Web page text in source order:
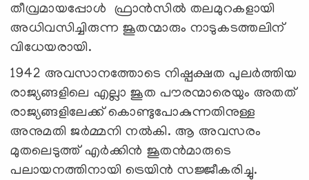
തീവ്രമായപ്പോൾ ഫ്രാൻസിൽ തലമുറകളായി
അധിവസിച്ചിരുന്ന ജൂതന്മാരും നാടുകടത്തലിന്
വിധേയരായി.
1942 അവസാനത്തോടെ നിഷ്പക്ഷത പുലർത്തിയ
രാജ്യങ്ങളിലെ എല്ലാ ജൂത പൗരന്മാരെയും അതത്
രാജ്യങ്ങളിലേക്ക് കൊണ്ടുപോകുന്നതിനുള്ള
അനുമതി ജർമ്മനി നൽകി. ആ അവസരം
മുതലെടുത്ത് എർക്കിൻ ജൂതൻമാരുടെ
പലായനത്തിനായി ട്രെയിൻ സജ്ജീകരിച്ചു.